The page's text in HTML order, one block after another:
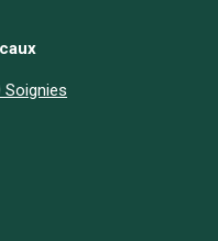
Soignies